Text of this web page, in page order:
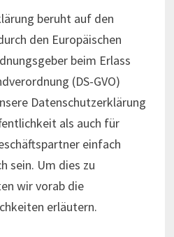
beruht auf den
den Europäischen
beim Erlass
(DS-GVO)
Datenschutzerklärung
als auch für
einfach
sein. Um dies zu
wir vorab die
erläutern.